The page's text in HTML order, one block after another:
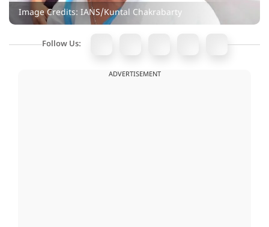
Image Credits: IANS/Kuntal Chakrabarty
Follow Us:
ADVERTISEMENT